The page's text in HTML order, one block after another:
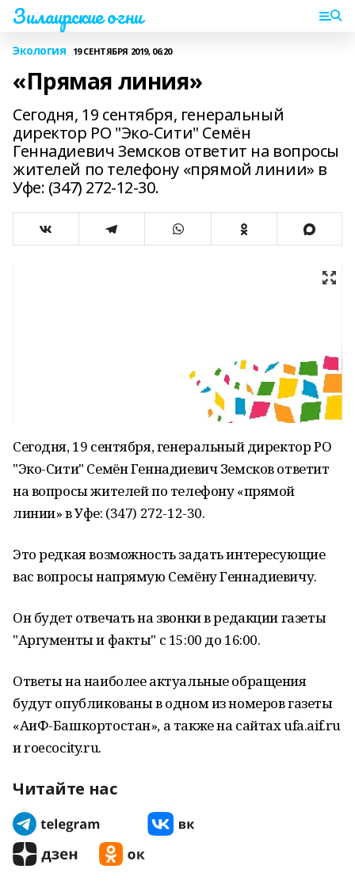
Зилаирские огни
Экология 19 СЕНТЯБРЯ 2019, 06:20
«Прямая линия»
Сегодня, 19 сентября, генеральный
директор РО "Эко-Сити" Семён
Геннадиевич Земсков ответит на вопросы
жителей по телефону «прямой линии» в
Уфе: (347) 272-12-30.
Сегодня, 19 сентября, генеральный директор РО
"Эко-Сити" Семён Геннадиевич Земсков ответит
на вопросы жителей по телефону «прямой
линии» в Уфе: (347) 272-12-30.
Это редкая возможность задать интересующие
вас вопросы напрямую Семёну Геннадиевичу.
Он будет отвечать на звонки в редакции газеты
"Аргументы и факты" с 15:00 до 16:00.
Ответы на наиболее актуальные обращения
будут опубликованы в одном из номеров газеты
«АиФ-Башкортостан», а также на сайтах ufa.aif.ru
и roecocity.ru.
Читайте нас